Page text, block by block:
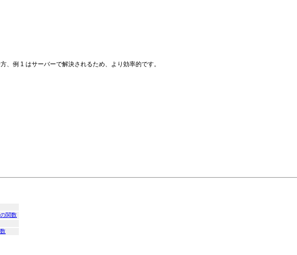
、例 1 はサーバーで解決されるため、より効率的です。
関数